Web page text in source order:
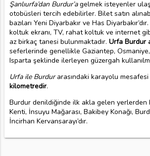
Şanlıurfa’dan Burdur’agelmek isteyenler
otobüsleri tercih edebilirler. Bilet satın
bazıları Yeni Diyarbakır ve Has
koltuk ekranı, TV, rahat koltuk ve internet
az birkaç tanesi bulunmaktadır. Urfa Burdur
seferlerinde genellikle Gaziantep,
Isparta şeklinde ilerleyen güzergah
Urfa ile Burdurarasındaki karayolu mesafesi
kilometredir.
Burdur denildiğinde ilk akla gelen yerlerden
Kenti, İnsuyu Mağarası, Bakibey Konağı,
İncirhan Kervansarayı’dır.